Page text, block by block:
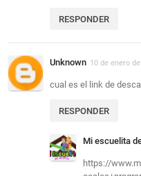
RESPONDER
Unknown 10 de enero
cual es el link de
RESPONDER
Mi escuelita
https://